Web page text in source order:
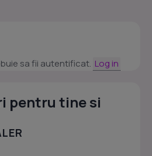
sa fii autentificat. Log in
pentru tine si